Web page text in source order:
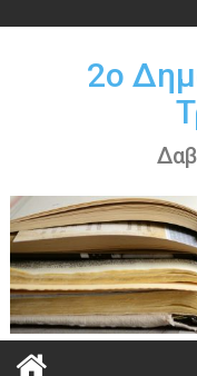
περιεχόμενο2ο